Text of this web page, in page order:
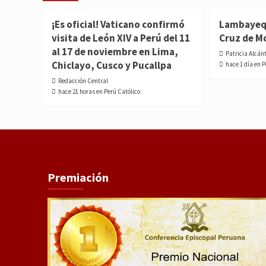
¡Es oficial! Vaticano confirmó
visita de León XIV a Perú del 11
al 17 de noviembre en Lima,
Chiclayo, Cusco y Pucallpa
Redacción Central
hace 21 horas en Perú Católico
Cruz de
Patricia
hace 1 día en
Premiación